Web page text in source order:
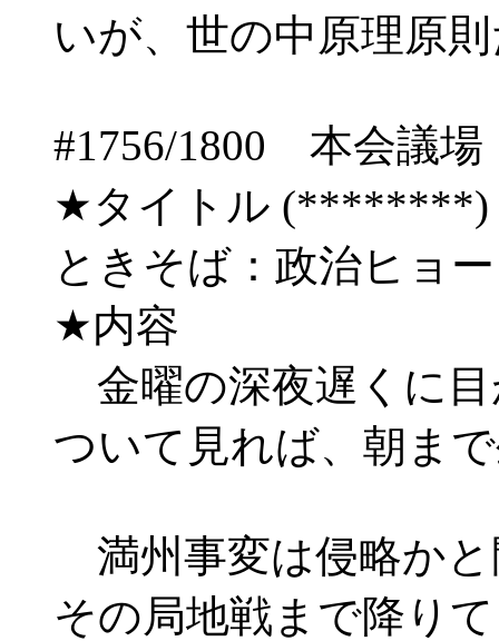
いが、世の中原理原
#1756/1800 本会議
★タイトル (********)
ときそば：政治ヒョ
★内容
金曜の深夜遅くに
ついて見れば、朝ま
満州事変は侵略かと
その局地戦まで降り